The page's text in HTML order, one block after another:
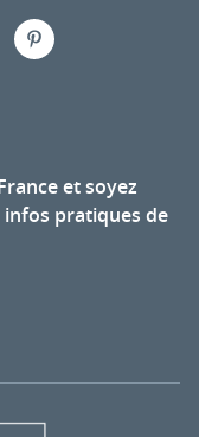
et soyez
pratiques de